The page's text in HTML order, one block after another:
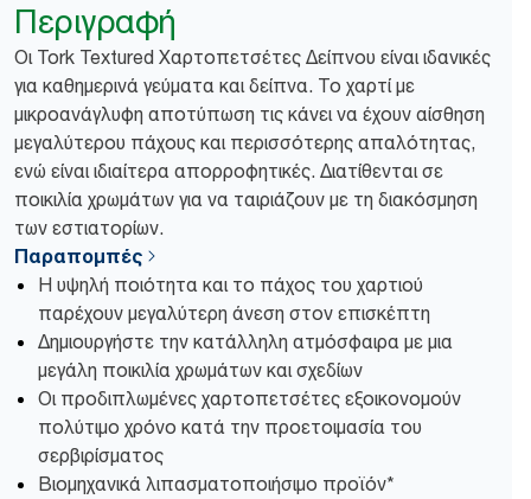
Περιγραφή
Οι Tork Textured Χαρτοπετσέτες Δείπνου είναι ιδανικές
για καθημερινά γεύματα και δείπνα. Το χαρτί με
μικροανάγλυφη αποτύπωση τις κάνει να έχουν αίσθηση
μεγαλύτερου πάχους και περισσότερης απαλότητας,
ενώ είναι ιδιαίτερα απορροφητικές. Διατίθενται σε
ποικιλία χρωμάτων για να ταιριάζουν με τη διακόσμηση
των εστιατορίων.
Παραπομπές
Η υψηλή ποιότητα και το πάχος του χαρτιού
παρέχουν μεγαλύτερη άνεση στον επισκέπτη
Δημιουργήστε την κατάλληλη ατμόσφαιρα με μια
μεγάλη ποικιλία χρωμάτων και σχεδίων
Οι προδιπλωμένες χαρτοπετσέτες εξοικονομούν
πολύτιμο χρόνο κατά την προετοιμασία του
σερβιρίσματος
Βιομηχανικά λιπασματοποιήσιμο προϊόν*